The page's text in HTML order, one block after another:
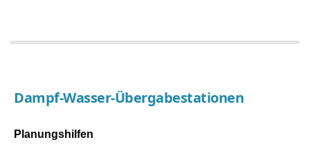
Dampf-Wasser-Übergabestationen
Planungshilfen